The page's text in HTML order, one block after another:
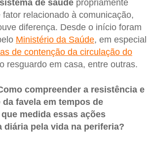
de saúde propriamente
relacionado à comunicação,
diferença. Desde o início foram
Ministério da Saúde, em especial
de contenção da circulação do
resguardo em casa, entre outras.
compreender a resistência e
favela em tempos de
medida essas ações
diária pela vida na periferia?